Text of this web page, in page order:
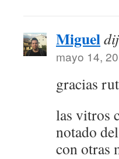
Miguel
mayo 14,
gracias
las vitros
notado
con otras